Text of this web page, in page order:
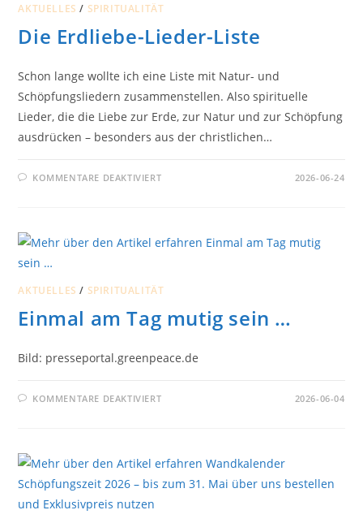
AKTUELLES / SPIRITUALITÄT
Die Erdliebe-Lieder-Liste
Schon lange wollte ich eine Liste mit Natur- und
Schöpfungsliedern zusammenstellen. Also spirituelle
Lieder, die die Liebe zur Erde, zur Natur und zur Schöpfung
ausdrücken – besonders aus der christlichen…
KOMMENTARE DEAKTIVIERTFÜR 2026-06-24
AKTUELLES / SPIRITUALITÄT
Einmal am Tag mutig sein …
Bild: presseportal.greenpeace.de
KOMMENTARE DEAKTIVIERTFÜR
…
2026-06-04